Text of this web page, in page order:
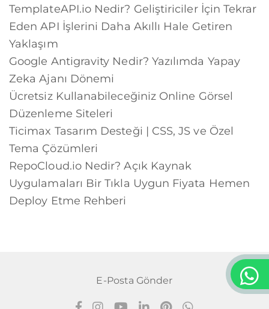
TemplateAPI.io Nedir? Geliştiriciler İçin Tekrar
Eden API İşlerini Daha Akıllı Hale Getiren
Yaklaşım
Google Antigravity Nedir? Yazılımda Yapay
Zeka Ajanı Dönemi
Ücretsiz Kullanabileceğiniz Online Görsel
Düzenleme Siteleri
Ticimax Tasarım Desteği | CSS, JS ve Özel
Tema Çözümleri
RepoCloud.io Nedir? Açık Kaynak
Uygulamaları Bir Tıkla Uygun Fiyata Hemen
Deploy Etme Rehberi
E-Posta Gönder